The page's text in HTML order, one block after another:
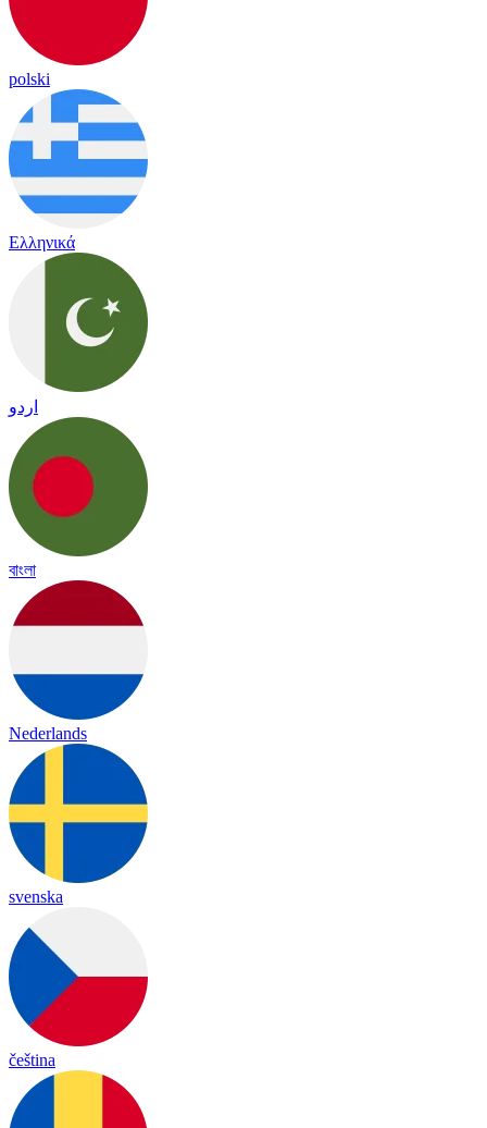
polski
Ελληνικά
اردو
বাংলা
Nederlands
svenska
čeština